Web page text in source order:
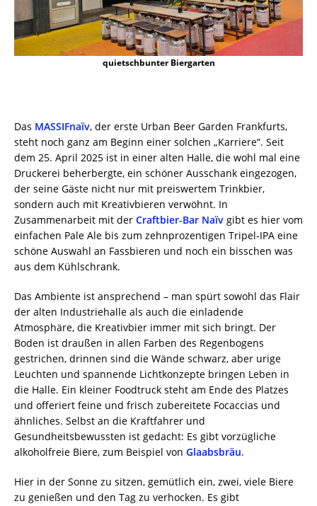
quietschbunter Biergarten
Das MASSIFnaïv, der erste Urban Beer Garden Frankfurts,
steht noch ganz am Beginn einer solchen „Karriere“. Seit
dem 25. April 2025 ist in einer alten Halle, die wohl mal eine
Druckerei beherbergte, ein schöner Ausschank eingezogen,
der seine Gäste nicht nur mit preiswertem Trinkbier,
sondern auch mit Kreativbieren verwöhnt. In
Zusammenarbeit mit der Craftbier-Bar Naïv gibt es hier vom
einfachen Pale Ale bis zum zehnprozentigen Tripel-IPA eine
schöne Auswahl an Fassbieren und noch ein bisschen was
aus dem Kühlschrank.
Das Ambiente ist ansprechend – man spürt sowohl das Flair
der alten Industriehalle als auch die einladende
Atmosphäre, die Kreativbier immer mit sich bringt. Der
Boden ist draußen in allen Farben des Regenbogens
gestrichen, drinnen sind die Wände schwarz, aber urige
Leuchten und spannende Lichtkonzepte bringen Leben in
die Halle. Ein kleiner Foodtruck steht am Ende des Platzes
und offeriert feine und frisch zubereitete Focaccias und
ähnliches. Selbst an die Kraftfahrer und
Gesundheitsbewussten ist gedacht: Es gibt vorzügliche
alkoholfreie Biere, zum Beispiel von Glaabsbräu.
Hier in der Sonne zu sitzen, gemütlich ein, zwei, viele Biere
zu genießen und den Tag zu verhocken. Es gibt